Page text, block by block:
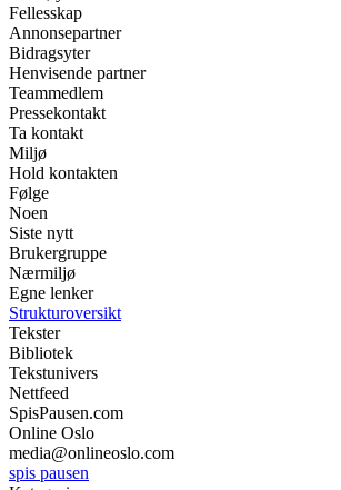
Fellesskap
Annonsepartner
Bidragsyter
Henvisende partner
Teammedlem
Pressekontakt
Ta kontakt
Miljø
Hold kontakten
Følge
Noen
Siste nytt
Brukergruppe
Nærmiljø
Egne lenker
Strukturoversikt
Tekster
Bibliotek
Tekstunivers
Nettfeed
SpisPausen.com
Online Oslo
media@onlineoslo.com
spis pausen